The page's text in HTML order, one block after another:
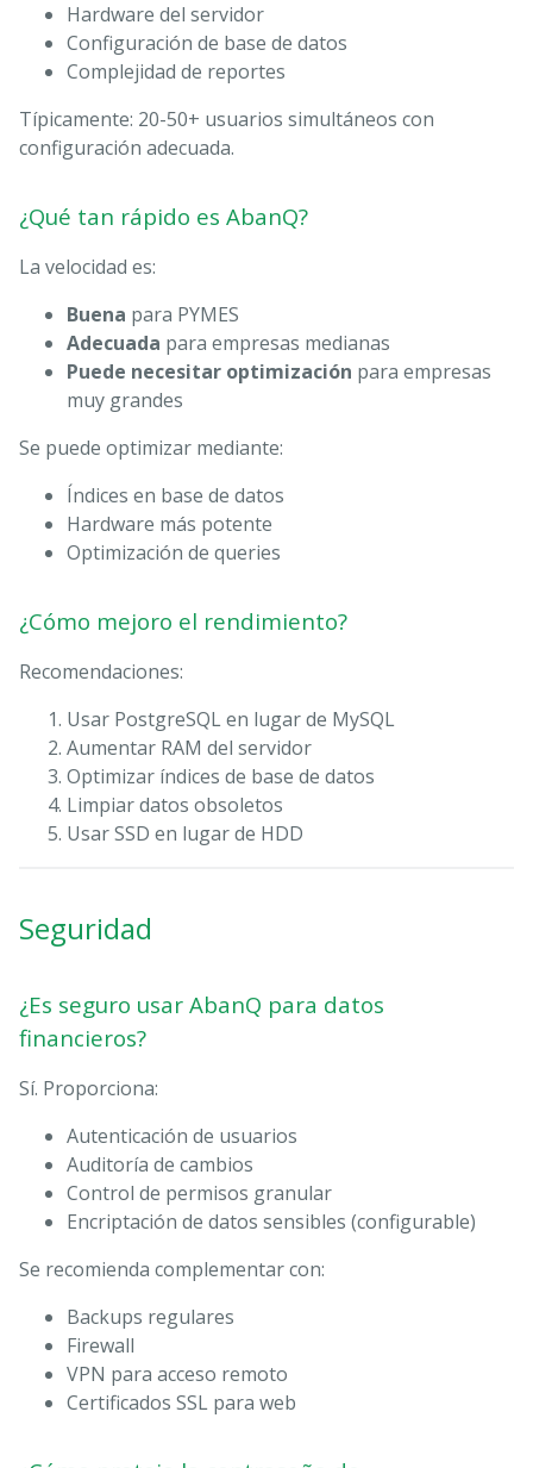
Hardware del servidor
Configuración de base de datos
Complejidad de reportes
Típicamente: 20-50+ usuarios simultáneos con
configuración adecuada.
¿Qué tan rápido es AbanQ?
La velocidad es:
Buena para PYMES
Adecuada para empresas medianas
Puede necesitar optimización para empresas
muy grandes
Se puede optimizar mediante:
Índices en base de datos
Hardware más potente
Optimización de queries
¿Cómo mejoro el rendimiento?
Recomendaciones:
Usar PostgreSQL en lugar de MySQL
Aumentar RAM del servidor
Optimizar índices de base de datos
Limpiar datos obsoletos
Usar SSD en lugar de HDD
Seguridad
¿Es seguro usar AbanQ para datos
financieros?
Sí. Proporciona:
Autenticación de usuarios
Auditoría de cambios
Control de permisos granular
Encriptación de datos sensibles (configurable)
Se recomienda complementar con:
Backups regulares
Firewall
VPN para acceso remoto
Certificados SSL para web